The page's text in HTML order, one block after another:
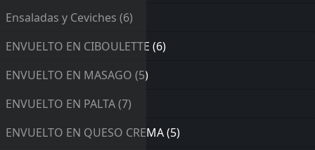
Ensaladas y Ceviches (6)
ENVUELTO EN CIBOULETTE (6)
ENVUELTO EN MASAGO (5)
ENVUELTO EN PALTA(7)
ENVUELTO EN QUESO CREMA(5)